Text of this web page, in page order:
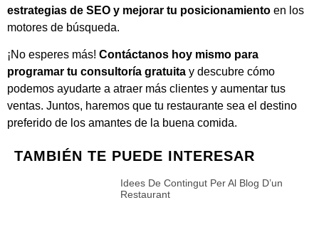
estrategias de SEO y mejorar tu posicionamiento en los
motores de búsqueda.
¡No esperes más! Contáctanos hoy mismo para
programar tu consultoría gratuita y descubre cómo
podemos ayudarte a atraer más clientes y aumentar tus
ventas. Juntos, haremos que tu restaurante sea el destino
preferido de los amantes de la buena comida.
TAMBIÉN TE PUEDE INTERESAR
Idees De Contingut Per Al Blog D’un
Restaurant